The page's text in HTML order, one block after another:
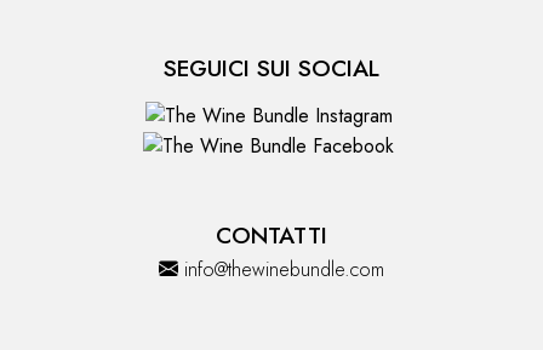
SEGUICI SUI SOCIAL
CONTATTI
info@thewinebundle.com